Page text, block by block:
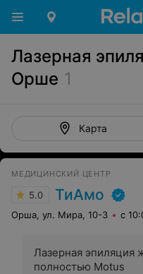
Лазерная
Орше 1
Карта
МЕДИЦИНСКИЙ ЦЕНТР
5.0 ТиАмо
Орша, ул. Мира, 10-3 с
Лазерная эпиляция
полностью Motus